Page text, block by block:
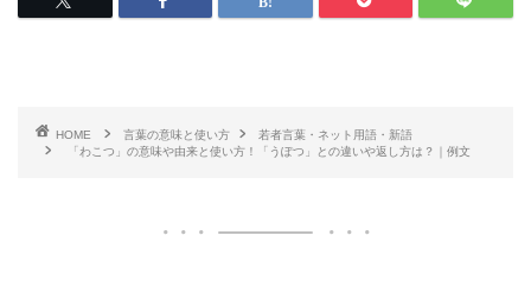
HOME 言葉の意味と使い方
若者言葉・ネット用語・新語
「わこつ」の意味や由来と使い方！「うぽつ」との違いや返し方は？｜例文